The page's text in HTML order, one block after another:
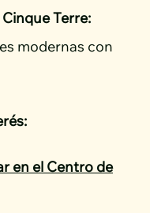
Terre:
modernas con
en el Centro de